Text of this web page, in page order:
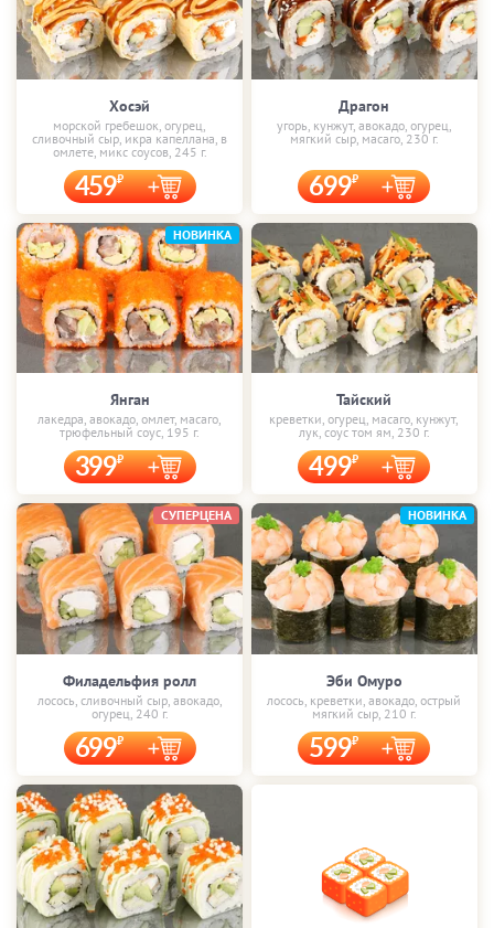
Хосэй
морской гребешок, огурец,
сливочный сыр, икра капеллана, в
омлете, микс соусов, 245 г.
459
Драгон
угорь, кунжут, авокадо, огурец,
мягкий сыр, масаго, 230 г.
699
Янган
лакедра, авокадо, омлет, масаго,
трюфельный соус, 195 г.
399
НОВИНКА
Тайский
креветки, огурец, масаго, кунжут,
лук, соус том ям, 230 г.
499
Филадельфия ролл
лосось, сливочный сыр, авокадо,
огурец, 240 г.
699
СУПЕРЦЕНА
Эби Омуро
лосось, креветки, авокадо, острый
мягкий сыр, 210 г.
599
НОВИНКА